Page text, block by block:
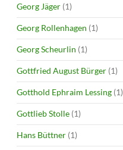
Georg Jäger (1)
Georg Rollenhagen (1)
Georg Scheurlin (1)
Gottfried August Bürger (1)
Gotthold Ephraim Lessing (1)
Gottlieb Stolle (1)
Hans Büttner (1)